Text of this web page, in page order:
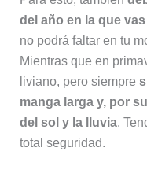
del año en la que
no podrá faltar en tu
Mientras que en
liviano, pero siempre
manga larga y, por
del sol y la lluvia.
total seguridad.